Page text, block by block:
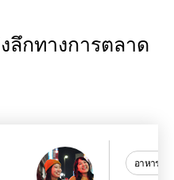
ลึกทางการตลาด
อาหารแล